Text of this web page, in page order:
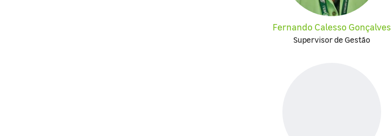
Fernando Calesso Gonçalves
Supervisor de Gestão